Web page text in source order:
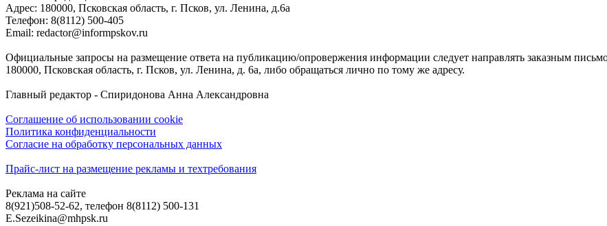
Адреc: 180000, Псковская область, г. Псков, ул. Ленина, д.6а
Телефон: 8(8112) 500-405
Email: redactor@informpskov.ru
Официальные запросы на размещение ответа на публикацию/опровержения информации следует направлять заказным
180000, Псковская область, г. Псков, ул. Ленина, д. 6а, либо обращаться лично по тому же адресу.
Главный редактор - Спиридонова Анна Александровна
Соглашение об использовании cookie
Политика конфиденциальности
Согласие на обработку персональных данных
Прайс-лист на размещение рекламы и техтребования
Реклама на сайте
8(921)508-52-62, телефон 8(8112) 500-131
E.Sezeikina@mhpsk.ru